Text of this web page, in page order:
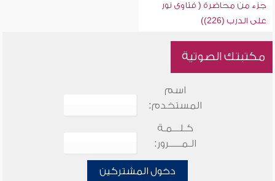
جزء من محاضرة ( فتاوى نور
على الدرب (226))
مكتبتك الصوتية
اسم
المستخدم:
كـلـــمـة
الـمـــــرور:
دخول المشتركين